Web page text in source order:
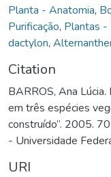
Planta - Anatomia,
Purificação, Plantas -
dactylon,
Citation
BARROS, Ana
em três espécies
construído”. 2005.
- Universidade
URI